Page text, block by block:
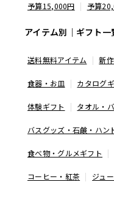
予算15,000円 予算
アイテム別｜ギフト一
送料無料アイテム 新
食器・お皿 カタログ
体験ギフト タオル・
バスグッズ・石鹸・ハン
食べ物・グルメギフト
コーヒー・紅茶 ジュ